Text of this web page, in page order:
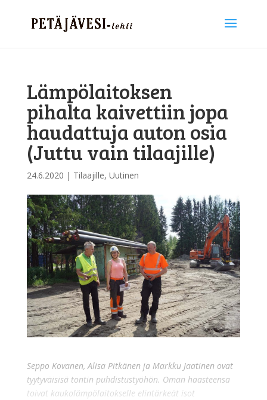
Lämpölaitoksen
pihalta kaivettiin jopa
haudattuja auton osia
(Juttu vain tilaajille)
24.6.2020 | Tilaajille, Uutinen
Seppo Kovanen, Alisa Pitkänen ja Markku Jaatinen ovat
tyytyväisisä tontin puhdistustyöhön. Oman haasteensa
toivat kaukolämpölaitokselle elintärkeät isot